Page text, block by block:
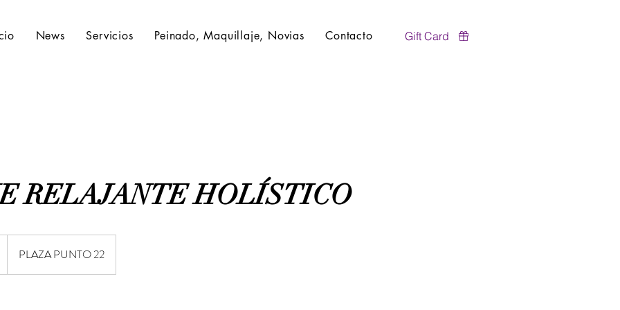
News Servicios Peinado, Maquillaje, Novias Contacto Gift Card
RELAJANTE HOLÍSTICO
PLAZA PUNTO 22